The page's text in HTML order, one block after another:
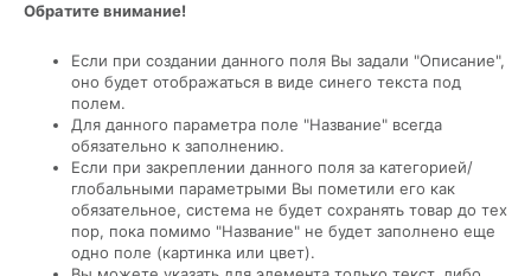
Обратите внимание!
Если при создании данного поля Вы задали "Описание",
оно будет отображаться в виде синего текста под
полем.
Для данного параметра поле "Название" всегда
обязательно к заполнению.
Если при закреплении данного поля за категорией/
глобальными параметрыми Вы пометили его как
обязательное, система не будет сохранять товар до тех
пор, пока помимо "Название" не будет заполнено еще
одно поле (картинка или цвет).